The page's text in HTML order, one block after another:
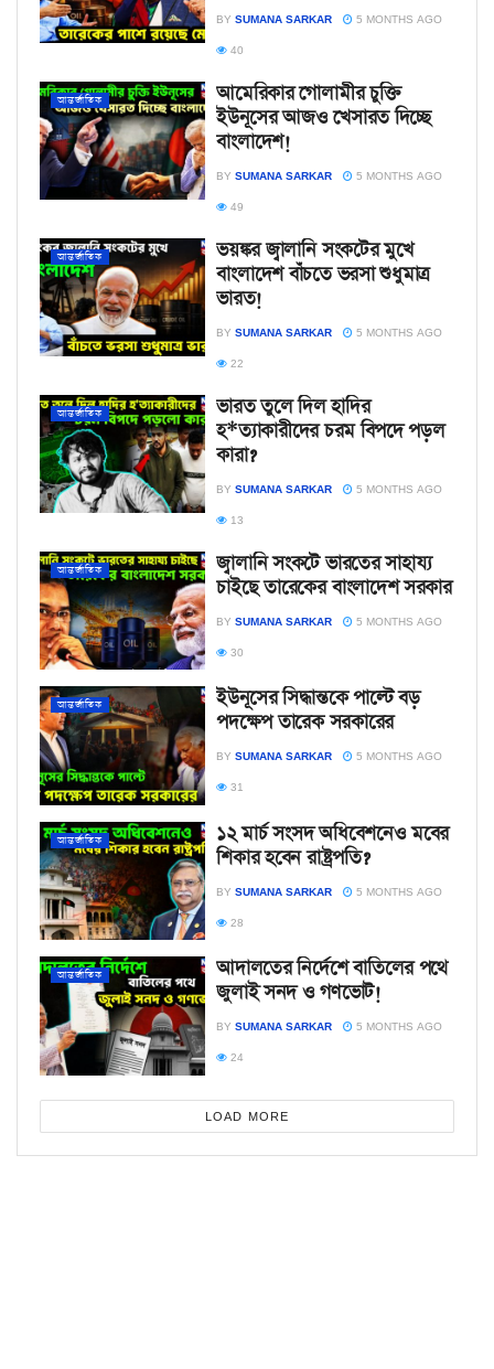
BY SUMANA SARKAR
5 MONTHS AGO
40
আন্তর্জাতিক
আমেরিকার গোলামীর চুক্তি
ইউনূসের আজও খেসারত দিচ্ছে
বাংলাদেশ!
BY SUMANA SARKAR
5 MONTHS AGO
49
আন্তর্জাতিক
ভয়ঙ্কর জ্বালানি সংকটের মুখে
বাংলাদেশ বাঁচতে ভরসা শুধুমাত্র
ভারত!
BY SUMANA SARKAR
5 MONTHS AGO
22
আন্তর্জাতিক
ভারত তুলে দিল হাদির
হ*ত্যাকারীদের চরম বিপদে পড়ল
কারা?
BY SUMANA SARKAR
5 MONTHS AGO
13
আন্তর্জাতিক
জ্বালানি সংকটে ভারতের সাহায্য
চাইছে তারেকের বাংলাদেশ সরকার
BY SUMANA SARKAR
5 MONTHS AGO
30
আন্তর্জাতিক
ইউনূসের সিদ্ধান্তকে পাল্টে বড়
পদক্ষেপ তারেক সরকারের
BY SUMANA SARKAR
5 MONTHS AGO
31
আন্তর্জাতিক
১২ মার্চ সংসদ অধিবেশনেও মবের
শিকার হবেন রাষ্ট্রপতি?
BY SUMANA SARKAR
5 MONTHS AGO
28
আন্তর্জাতিক
আদালতের নির্দেশে বাতিলের পথে
জুলাই সনদ ও গণভোট!
BY SUMANA SARKAR
5 MONTHS AGO
24
LOAD MORE